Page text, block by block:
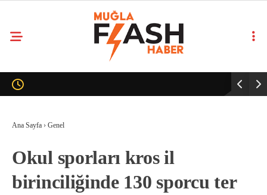
Ana Sayfa › Genel
Okul sporları kros il
birinciliğinde 130 sporcu ter